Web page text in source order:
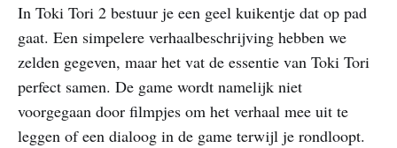
In Toki Tori 2 bestuur je een geel kuikentje dat op pad
gaat. Een simpelere verhaalbeschrijving hebben we
zelden gegeven, maar het vat de essentie van Toki Tori
perfect samen. De game wordt namelijk niet
voorgegaan door filmpjes om het verhaal mee uit te
leggen of een dialoog in de game terwijl je rondloopt.